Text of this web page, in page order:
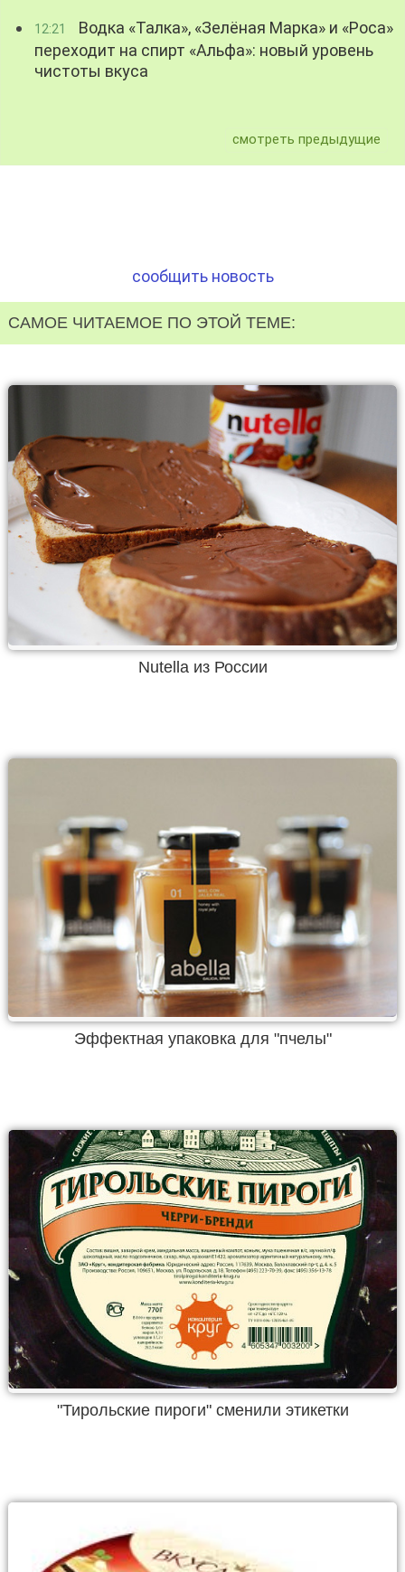
12:21
Водка «Талка», «Зелёная Марка» и «Роса»
переходит на спирт «Альфа»: новый уровень
чистоты вкуса
смотреть предыдущие
сообщить новость
САМОЕ ЧИТАЕМОЕ ПО ЭТОЙ ТЕМЕ:
Nutella из России
Эффектная упаковка для "пчелы"
"Тирольские пироги" сменили этикетки